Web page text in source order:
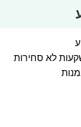
לא סחירות